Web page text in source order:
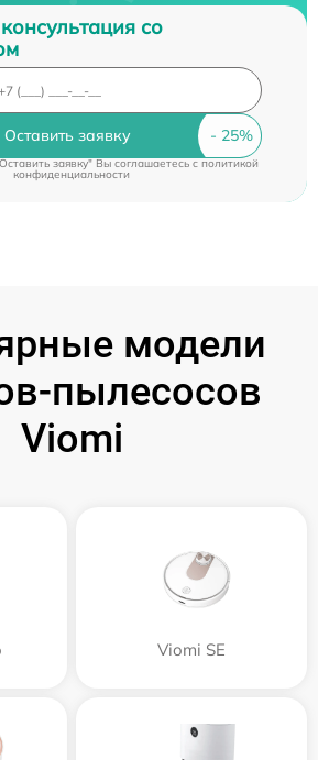
со
Оставить заявку
заявку" Вы соглашаетесь c политикой
конфиденциальности
модели
пылесосов
Viomi
Viomi SE